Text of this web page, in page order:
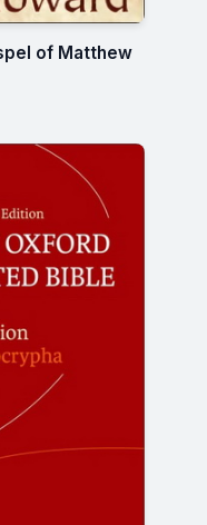
of Matthew